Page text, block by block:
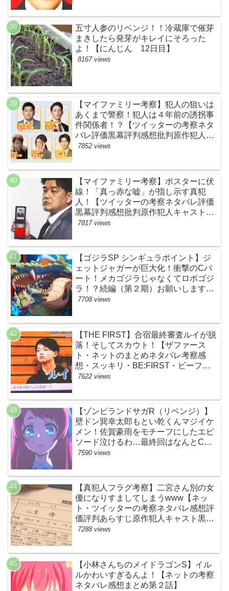
五寸人参のリベンジ！！冷蔵庫で催芽
まきしたら発芽がキレイにそろった
よ！【にんじん 12日目】
8167 views
【マイファミリー考察】犯人の狙いは
あくまで警察！犯人は４年前の誘拐事
件関係者！？【ツイッターの考察ネタ
バレ評価黒幕評判感想批判原作犯人キ
ャスト脚本あらすじ伏線まとめ】
7852 views
【マイファミリー考察】ポスターに伏
線！「真っ赤な嘘」が指し示す真犯
人！【ツイッターの考察ネタバレ評価
黒幕評判感想批判原作犯人キャスト脚
本あらすじ伏線まとめ・吉乃栄太郎】
7817 views
【ゴジラSP シンギュラポイント】ジ
ェットジャガーが巨大化！衝撃のCパ
ート！メカゴジラじゃなくてロボゴジ
ラ！？続編（第２期）お願いします！
【ネットの考察ネタバレ感想まとめ・
7708 views
【THE FIRST】合宿最終審査ルイが脱
落！そしてスカウト！【ザファース
ト・ネットのまとめネタバレ考察感
想・スッキリ・BE:FIRST・ビーファ
ースト】
7622 views
【ゾンビランドサガR（リベンジ）】
壁ドン巽幸太郎もとい乾くんマジイケ
メン！佐賀豪雨をモチーフにしたエピ
ソード泣けるわ…最終回はなんとCM
なし27分ノンストップ放送！すごすぎ
7590 views
【真犯人フラグ考察】二宮さん別の女
優になりすましてしまうwww【ネッ
ト・ツイッターの考察ネタバレ感想評
価評判あらすじ原作犯人キャスト黒幕
伏線まとめ・山里亮太・蒼井優】
7288 views
【小林さんちのメイドラゴンS】イル
ルかわいすぎるんよ！【ネットの考察
ネタバレ感想まとめ第２話】